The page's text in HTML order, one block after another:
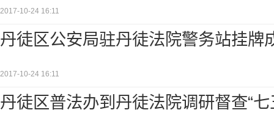
2017-10-24 16:11
丹徒区公安局驻丹徒法院警务站挂牌
2017-10-24 16:11
丹徒区普法办到丹徒法院调研督查“七